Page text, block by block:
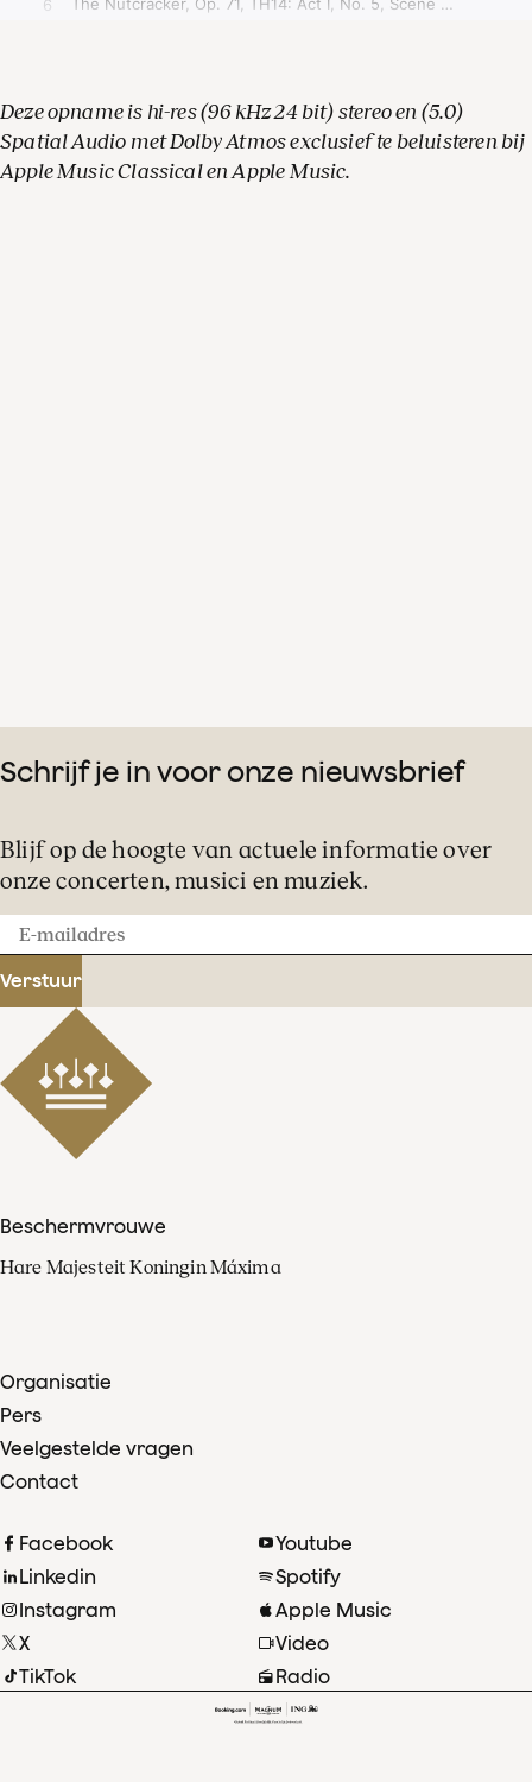
Deze opname is hi-res (96 kHz 24 bit) stereo en (5.0)
Spatial Audio met Dolby Atmos exclusief te beluisteren bij
Apple Music Classical en Apple Music.
Schrijf je in voor onze nieuwsbrief
Blijf op de hoogte van actuele informatie over
onze concerten, musici en muziek.
E-
mailadres
Verstuur
Beschermvrouwe
Hare Majesteit Koningin Máxima
Organisatie
Pers
Veelgestelde vragen
Contact
Facebook
Linkedin
Instagram
X
TikTok
Youtube
Spotify
Apple Music
Video
Radio